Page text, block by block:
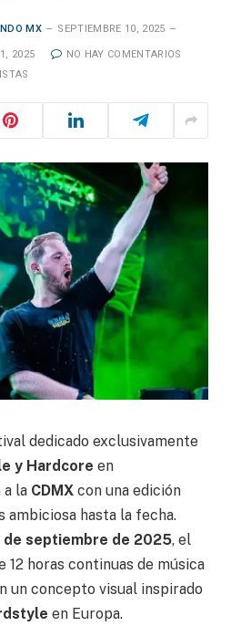
MX SEPTIEMBRE 10, 2025
2025
NO HAY COMENTARIOS
dedicado exclusivamente
y Hardcore en
a la CDMX con una edición
ambiciosa hasta la fecha.
de septiembre de 2025, el
12 horas continuas de música
un concepto visual inspirado
en Europa.